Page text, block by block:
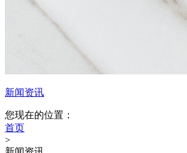
新闻资讯
您现在的位置：
首页
>